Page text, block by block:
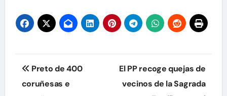
Navegación
de
Preto de 400
coruñesas e
El PP recoge quejas de
vecinos de la Sagrada